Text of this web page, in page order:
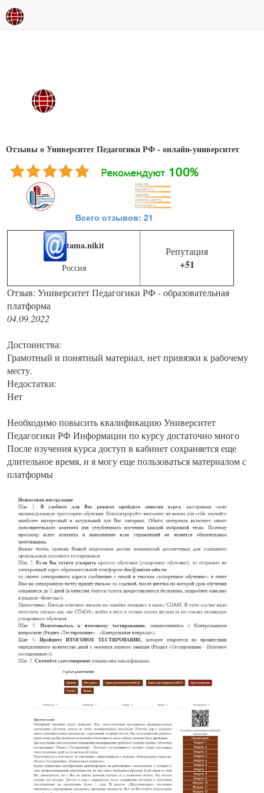
Отзывы о Университет Педагогики РФ - онлайн-университет
Всего отзывов: 21
tama.nikit
Россия
Репутация
+51
Отзыв: Университет Педагогики РФ - образовательная
платформа
04.09.2022
Достоинства:
Грамотный и понятный материал, нет привязки к рабочему
месту.
Недостатки:
Нет
Необходимо повысить квалификацию Университет
Педагогики РФ Информации по курсу достаточно много
После изучения курса доступ в кабинет сохраняется еще
длительное время, и я могу еще пользоваться материалом с
платформы